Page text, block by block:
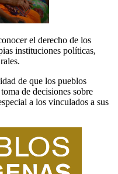
el derecho de los
instituciones políticas,
de que los pueblos
de decisiones sobre
a los vinculados a sus